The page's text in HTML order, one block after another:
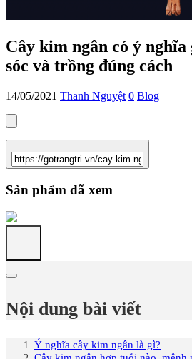
Cây kim ngân có ý nghĩa
sóc và trồng đúng cách
14/05/2021 Thanh Nguyệt 0 Blog
Sản phẩm đã xem
Nội dung bài viết
Ý nghĩa cây kim ngân là gì?